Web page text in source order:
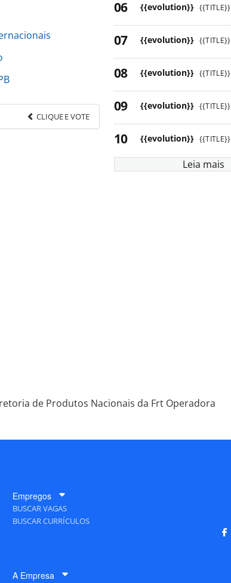
CLIQUE E VOTE
bizzotto-assume-
as ferramentas
Editora é protegido
sem
{{evolution}} {{TITLE}}
{{evolution}} {{TITLE}}
{{evolution}} {{TITLE}}
{{evolution}} {{TITLE}}
{{evolution}} {{TITLE}}
Leia mais
de Produtos Nacionais da Frt Operadora
Empregos
BUSCAR VAGAS
BUSCAR CURRÍCULOS
A Empresa